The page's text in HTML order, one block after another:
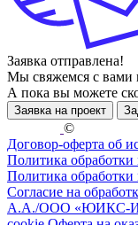
Заявка отправлена!
Мы свяжемся с вами
А пока вы можете
Заявка на проект
©
Договор-оферта об
Политика
Политика
Согласие на
А.А./ООО «ЮИКС-